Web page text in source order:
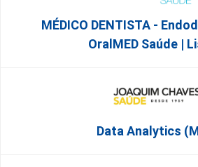
MÉDICO DENTISTA -
OralMED Saúde |
Data Analytics